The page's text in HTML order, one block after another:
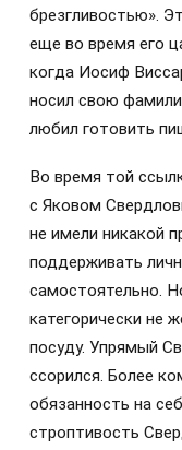
брезгливостью».
еще во время его
когда Иосиф
носил свою
любил готовить
Во время той
с Яковом
не имели никакой
поддерживать
самостоятельно.
категорически не
посуду. Упрямый
ссорился. Более
обязанность на
строптивость